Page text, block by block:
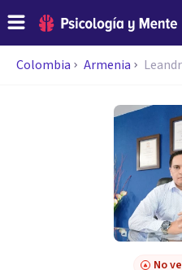
Colombia Armenia
No